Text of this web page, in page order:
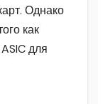
Однако
как
для